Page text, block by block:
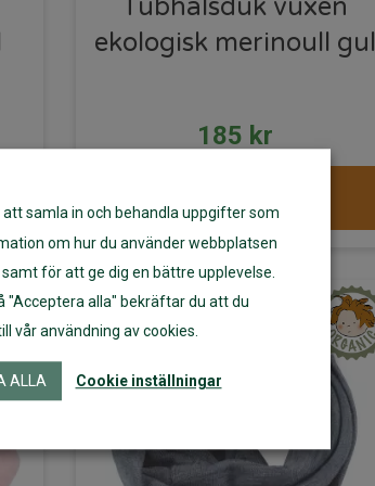
Tubhalsduk vuxen
ekologisk merinoull gul
185 kr
samla in och behandla uppgifter som
om hur du använder webbplatsen
för att ge dig en bättre upplevelse.
"Acceptera alla" bekräftar du att du
vår användning av cookies.
ALLA Cookie inställningar